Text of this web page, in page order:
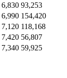
6,830 93,253
6,990 154,420
7,120 118,168
7,420 56,807
7,340 59,925